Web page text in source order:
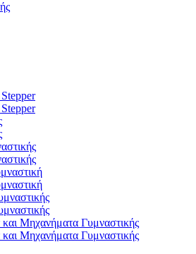
Μηχανήματα Γυμναστικής
Μηχανήματα Γυμναστικής